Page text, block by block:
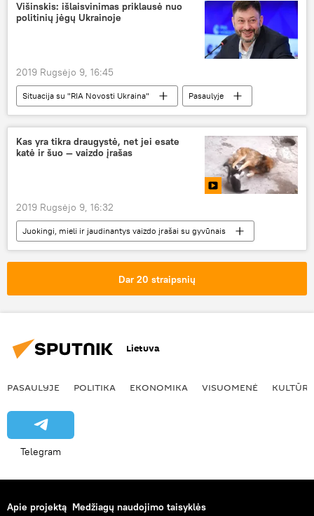
Višinskis: išlaisvinimas priklausė nuo
politinių jėgų Ukrainoje
2019 Rugsėjo 9, 16:45
Situacija su "RIA Novosti Ukraina"
Pasaulyje
Kirilas Višinskis
Ukraina
Rusijos ir Ukrainos kalinių mainai
Kas yra tikra draugystė, net jei esate
katė ir šuo — vaizdo įrašas
2019 Rugsėjo 9, 16:32
Juokingi, mieli ir jaudinantys vaizdo įrašai su gyvūnais
Multimedia
gyvūnai
Dar 20 straipsnių
Lietuva
PASAULYJE POLITIKA EKONOMIKA VISUOMENĖ KULTŪRA
Telegram
Apie projektą Medžiagų naudojimo taisyklės